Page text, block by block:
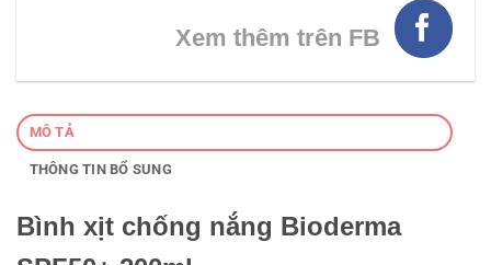
Xem thêm trên FB
MÔ TẢ
THÔNG TIN BỔ SUNG
Bình xịt chống nắng Bioderma